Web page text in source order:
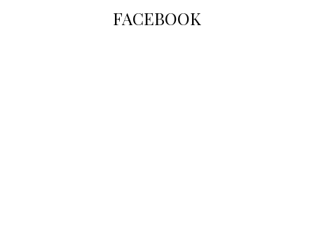
FACEBOOK